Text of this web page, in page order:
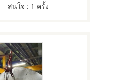
สนใจ : 1 ครั้ง